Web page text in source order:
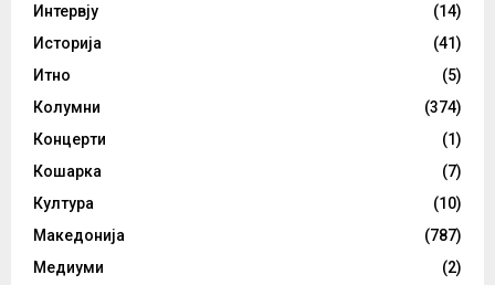
Интервју
(14)
Историја
(41)
Итно
(5)
Колумни
(374)
Концерти
(1)
Кошарка
(7)
Култура
(10)
Македонија
(787)
Медиуми
(2)